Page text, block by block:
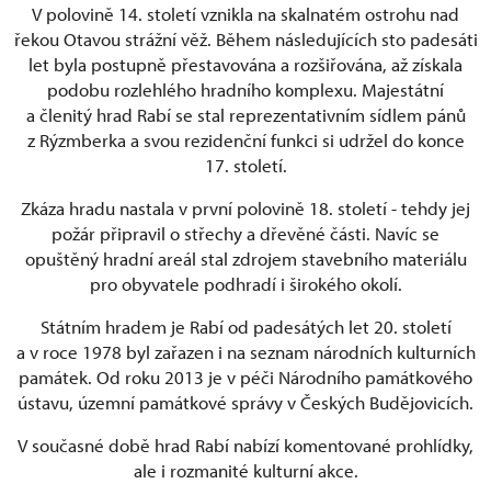
V polovině 14. století vznikla na skalnatém ostrohu nad
řekou Otavou strážní věž. Během následujících sto padesáti
let byla postupně přestavována a rozšiřována, až získala
podobu rozlehlého hradního komplexu. Majestátní
a členitý hrad Rabí se stal reprezentativním sídlem pánů
z Rýzmberka a svou rezidenční funkci si udržel do konce
17. století.
Zkáza hradu nastala v první polovině 18. století - tehdy jej
požár připravil o střechy a dřevěné části. Navíc se
opuštěný hradní areál stal zdrojem stavebního materiálu
pro obyvatele podhradí i širokého okolí.
Státním hradem je Rabí od padesátých let 20. století
a v roce 1978 byl zařazen i na seznam národních kulturních
památek. Od roku 2013 je v péči Národního památkového
ústavu, územní památkové správy v Českých Budějovicích.
V současné době hrad Rabí nabízí komentované prohlídky,
ale i rozmanité kulturní akce.